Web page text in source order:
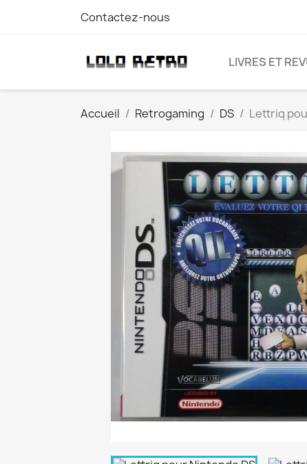
Contactez-nous
LIVRES ET
Accueil Retrogaming DS Lettriq